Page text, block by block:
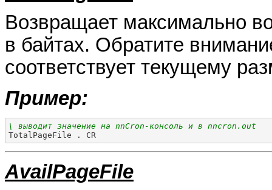
Возвращает максимально
в байтах. Обратите
соответствует текущему
Пример:
\ выводит значение на nnCron-консоль и в nncron.out
TotalPageFile . CR
AvailPageFile